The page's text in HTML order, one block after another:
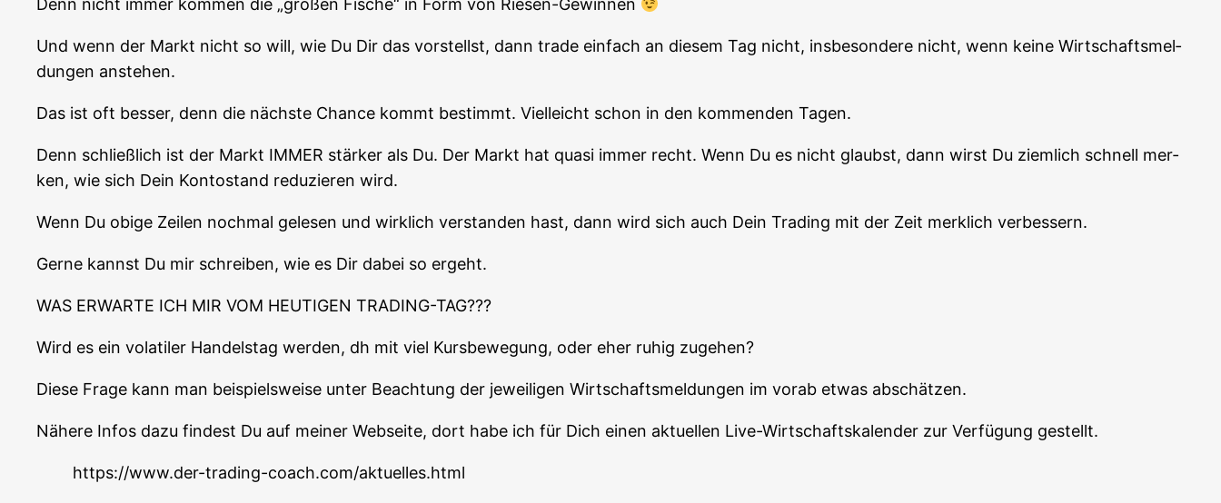
Denn nicht immer kom­men die „gro­ßen Fische“ in Form von Riesen-Gewinnen
Und wenn der Markt nicht so will, wie Du Dir das vor­stellst, dann trade ein­fach an die­sem Tag nicht, ins­be­son­de­re nicht, wenn kei­ne Wirt­schafts­mel­
dun­gen anstehen.
Das ist oft bes­ser, denn die nächs­te Chan­ce kommt bestimmt. Viel­leicht schon in den kom­men­den Tagen.
Denn schließ­lich ist der Markt IMMER stär­ker als Du. Der Markt hat qua­si immer recht. Wenn Du es nicht glaubst, dann wirst Du ziem­lich schnell mer­
ken, wie sich Dein Kon­to­stand redu­zie­ren wird.
Wenn Du obi­ge Zei­len noch­mal gele­sen und wirk­lich ver­stan­den hast, dann wird sich auch Dein Tra­ding mit der Zeit merk­lich verbessern.
Ger­ne kannst Du mir schrei­ben, wie es Dir dabei so ergeht.
WAS ERWARTE ICH MIR VOM HEUTIGEN TRADING-TAG???
Wird es ein vola­ti­ler Han­dels­tag wer­den, dh mit viel Kurs­be­we­gung, oder eher ruhig zugehen?
Die­se Fra­ge kann man bei­spiels­wei­se unter Beach­tung der jewei­li­gen Wirt­schafts­mel­dun­gen im vor­ab etwas abschätzen.
Nähe­re Infos dazu fin­dest Du auf mei­ner Web­sei­te, dort habe ich für Dich einen aktu­el­len Live-Wirt­schafts­ka­len­der zur Ver­fü­gung gestellt.
https://www.der-trading-coach.com/aktuelles.html